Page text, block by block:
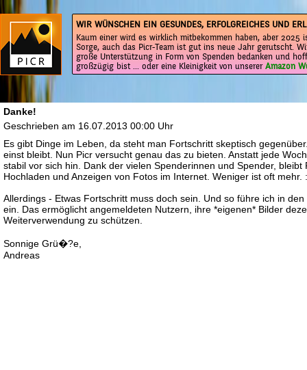
WIR WÜNSCHEN EIN GESUNDES, ERFOLGREICHES UND
Kaum einer wird es wirklich mitbekommen haben, aber 2025
Sorge, auch das Picr-Team ist gut ins neue Jahr gerutscht.
große Unterstützung in Form von Spenden bedanken und
großzügig bist ... oder eine Kleinigkeit von unsererAmazon
Danke!
Geschrieben am 16.07.2013 00:00 Uhr
Es gibt Dinge im Leben, da steht man Fortschritt skeptisch
einst bleibt. Nun Picr versucht genau das zu bieten. Anstatt jede
stabil vor sich hin. Dank der vielen Spenderinnen und Spender,
Hochladen und Anzeigen von Fotos im Internet. Weniger ist oft mehr.
Allerdings - Etwas Fortschritt muss doch sein. Und so führe ich in
ein. Das ermöglicht angemeldeten Nutzern, ihre *eigenen* Bilder
Weiterverwendung zu schützen.
Sonnige Grü�?e,
Andreas